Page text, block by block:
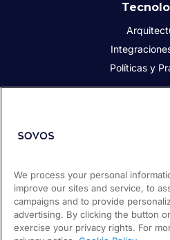
Políticas y
Soporte / Portal
We process your personal
improve our sites and service, to
campaigns and to provide
advertising. By clicking the button
exercise your privacy rights. For